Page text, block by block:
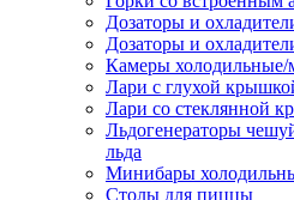
Дозаторы и
Дозаторы и
Камеры холодильные/
Лари с глухой
Лари со стеклянной
Льдогенераторы
льда
Минибары
Столы для пиццы